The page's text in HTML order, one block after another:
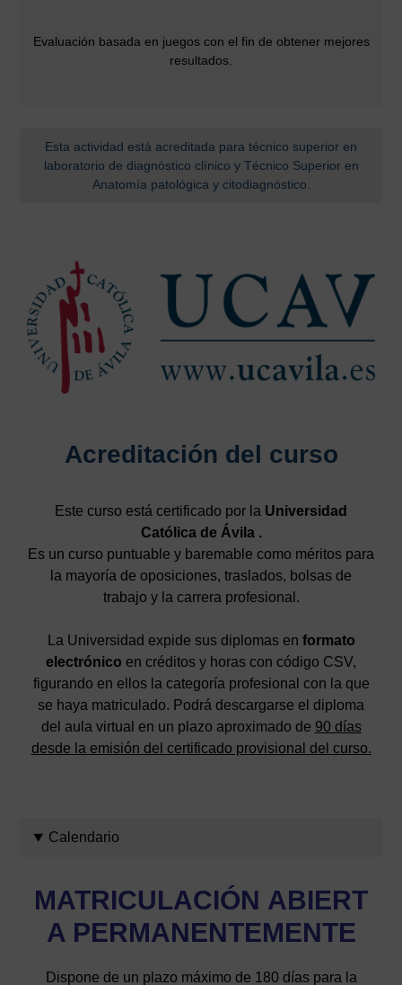
Evaluación basada en juegos con el fin de obtener mejores
resultados.
Esta actividad está acreditada para técnico superior en
laboratorio de diagnóstico clínico y Técnico Superior en
Anatomía patológica y citodiagnóstico.
Acreditación del curso
Este curso está certificado por la Universidad
Católica de Ávila .
Es un curso puntuable y baremable como méritos para
la mayoría de oposiciones, traslados, bolsas de
trabajo y la carrera profesional.
La Universidad expide sus diplomas en formato
electrónico en créditos y horas con código CSV,
figurando en ellos la categoría profesional con la que
se haya matriculado. Podrá descargarse el diploma
del aula virtual en un plazo aproximado de 90 días
desde la emisión del certificado provisional del curso.
Calendario
MATRICULACIÓN ABIERT
A PERMANENTEMENTE
Dispone de un plazo máximo de 180 días para la